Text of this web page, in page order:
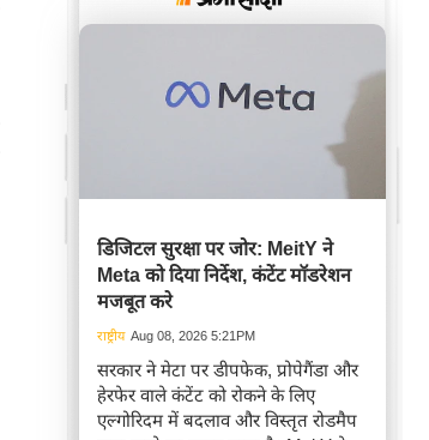
डिजिटल सुरक्षा पर जोर: MeitY ने
Meta को दिया निर्देश, कंटेंट मॉडरेशन
मजबूत करे
राष्ट्रीय Aug 08, 2026 5:21PM
सरकार ने मेटा पर डीपफेक, प्रोपेगैंडा और
हेरफेर वाले कंटेंट को रोकने के लिए
एल्गोरिदम में बदलाव और विस्तृत रोडमैप